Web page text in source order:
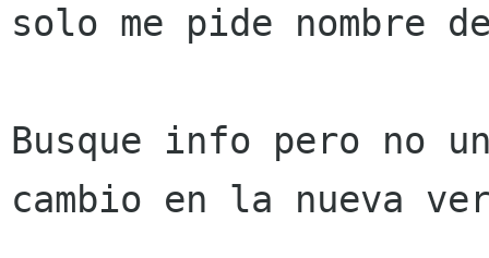
solo me pide nombre
Busque info pero no
cambio en la nueva